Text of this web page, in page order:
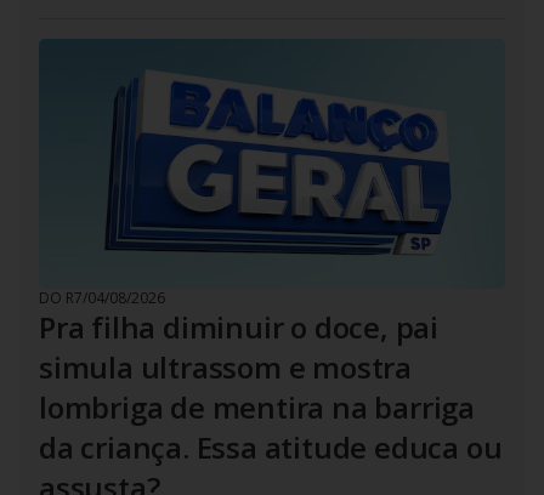
DO R7/04/08/2026
Pra filha diminuir o doce, pai
simula ultrassom e mostra
lombriga de mentira na barriga
da criança. Essa atitude educa ou